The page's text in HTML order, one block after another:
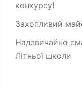
конкурсу!
Захопливий
Надзвичайно
Літньої школи